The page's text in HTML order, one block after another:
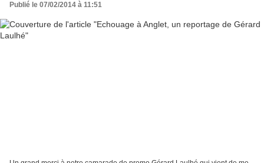
Publié le 07/02/2014 à 11:51